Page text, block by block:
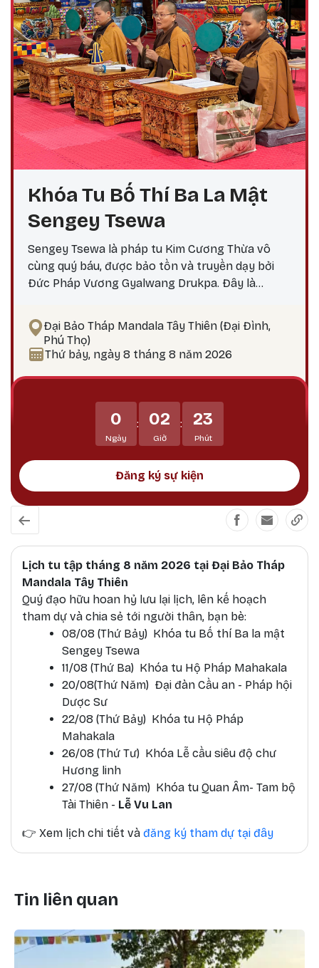
Khóa Tu Bố Thí Ba La Mật
Sengey Tsewa
Sengey Tsewa là pháp tu Kim Cương Thừa vô
cùng quý báu, được bảo tồn và truyền dạy bởi
Đức Pháp Vương Gyalwang Drukpa. Đây là
phiền não bám chấp khổ đau Tích lũy công đức,
hướng tới giác ngộ Tại sao nên thực hành vào
ngày 25? Theo lịch Kim Cương Thừa, ngày 25 là
Phật Bản Tôn Mẫu Tính.
Đại Bảo Tháp Mandala Tây Thiên (Đại Đình,
Phú Thọ)
Thứ bảy, ngày 8 tháng 8 năm 2026
0
Ngày
: 02
Giờ
: 23
Phút
Đăng ký sự kiện
Lịch tu tập tháng 8 năm 2026 tại Đại Bảo Tháp
Mandala Tây Thiên
Quý đạo hữu hoan hỷ lưu lại lịch, lên kế hoạch
tham dự và chia sẻ tới người thân, bạn bè:
08/08 (Thứ Bảy) Khóa tu Bố thí Ba la mật
Sengey Tsewa
11/08 (Thứ Ba) Khóa tu Hộ Pháp Mahakala
20/08(Thứ Năm) Đại đàn Cầu an - Pháp hội
Dược Sư
22/08 (Thứ Bảy) Khóa tu Hộ Pháp
Mahakala
26/08 (Thứ Tư) Khóa Lễ cầu siêu độ chư
Hương linh
27/08 (Thứ Năm) Khóa tu Quan Âm- Tam bộ
Tài Thiên - Lễ Vu Lan
👉 Xem lịch chi tiết và đăng ký tham dự tại đây
Tin liên quan